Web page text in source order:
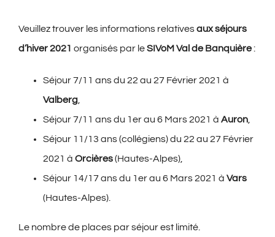
Veuillez trouver les informations relativesaux séjours
d’hiver 2021 organisés par leSIVoM Val de Banquière:
Séjour 7/11 ans du 22 au 27 Février 2021 à
Valberg,
Séjour 7/11 ans du 1er au 6 Mars 2021 à Auron,
Séjour 11/13 ans (collégiens) du 22 au 27 Février
2021 à Orcières(Hautes-Alpes),
Séjour 14/17 ans du 1er au 6 Mars 2021 à Vars
(Hautes-Alpes).
Le nombre de places par séjour est limité.